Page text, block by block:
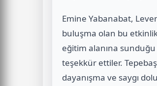
Emine Yabanabat,
buluşma olan bu
eğitim alanına
teşekkür ettiler.
dayanışma ve saygı